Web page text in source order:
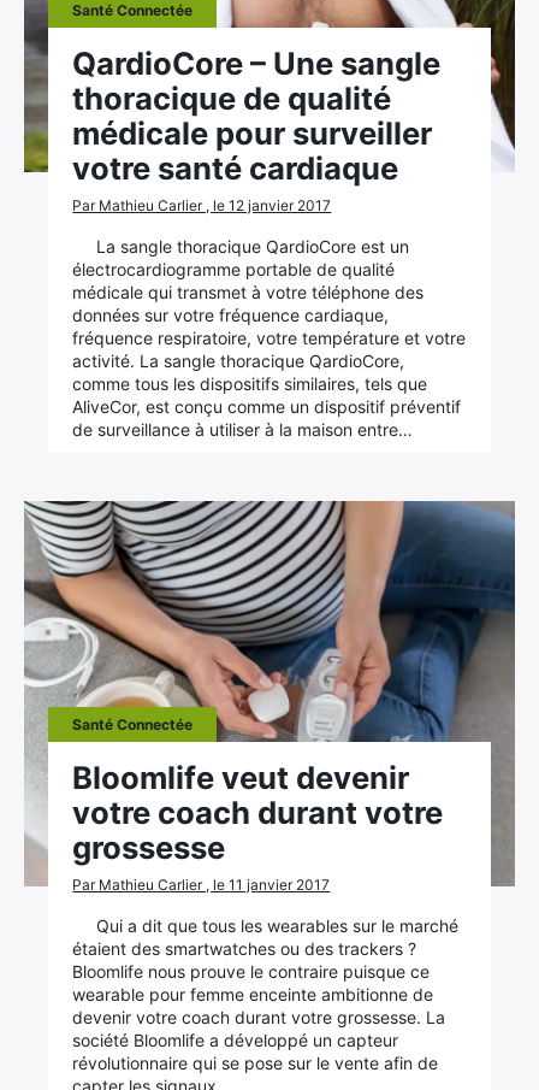
Santé Connectée
QardioCore – Une sangle
thoracique de qualité
médicale pour surveiller
votre santé cardiaque
Par Mathieu Carlier , le 12 janvier 2017
La sangle thoracique QardioCore est un
électrocardiogramme portable de qualité
médicale qui transmet à votre téléphone des
données sur votre fréquence cardiaque,
fréquence respiratoire, votre température et votre
activité. La sangle thoracique QardioCore,
comme tous les dispositifs similaires, tels que
AliveCor, est conçu comme un dispositif préventif
de surveillance à utiliser à la maison entre…
Santé Connectée
Bloomlife veut devenir
votre coach durant votre
grossesse
Par Mathieu Carlier , le 11 janvier 2017
Qui a dit que tous les wearables sur le marché
étaient des smartwatches ou des trackers ?
Bloomlife nous prouve le contraire puisque ce
wearable pour femme enceinte ambitionne de
devenir votre coach durant votre grossesse. La
société Bloomlife a développé un capteur
révolutionnaire qui se pose sur le vente afin de
capter les signaux…